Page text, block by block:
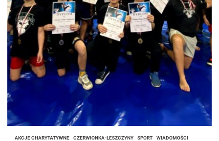
AKCJE CHARYTATYWNE CZERWIONKA-LESZCZYNY SPORT WIADOMOŚCI